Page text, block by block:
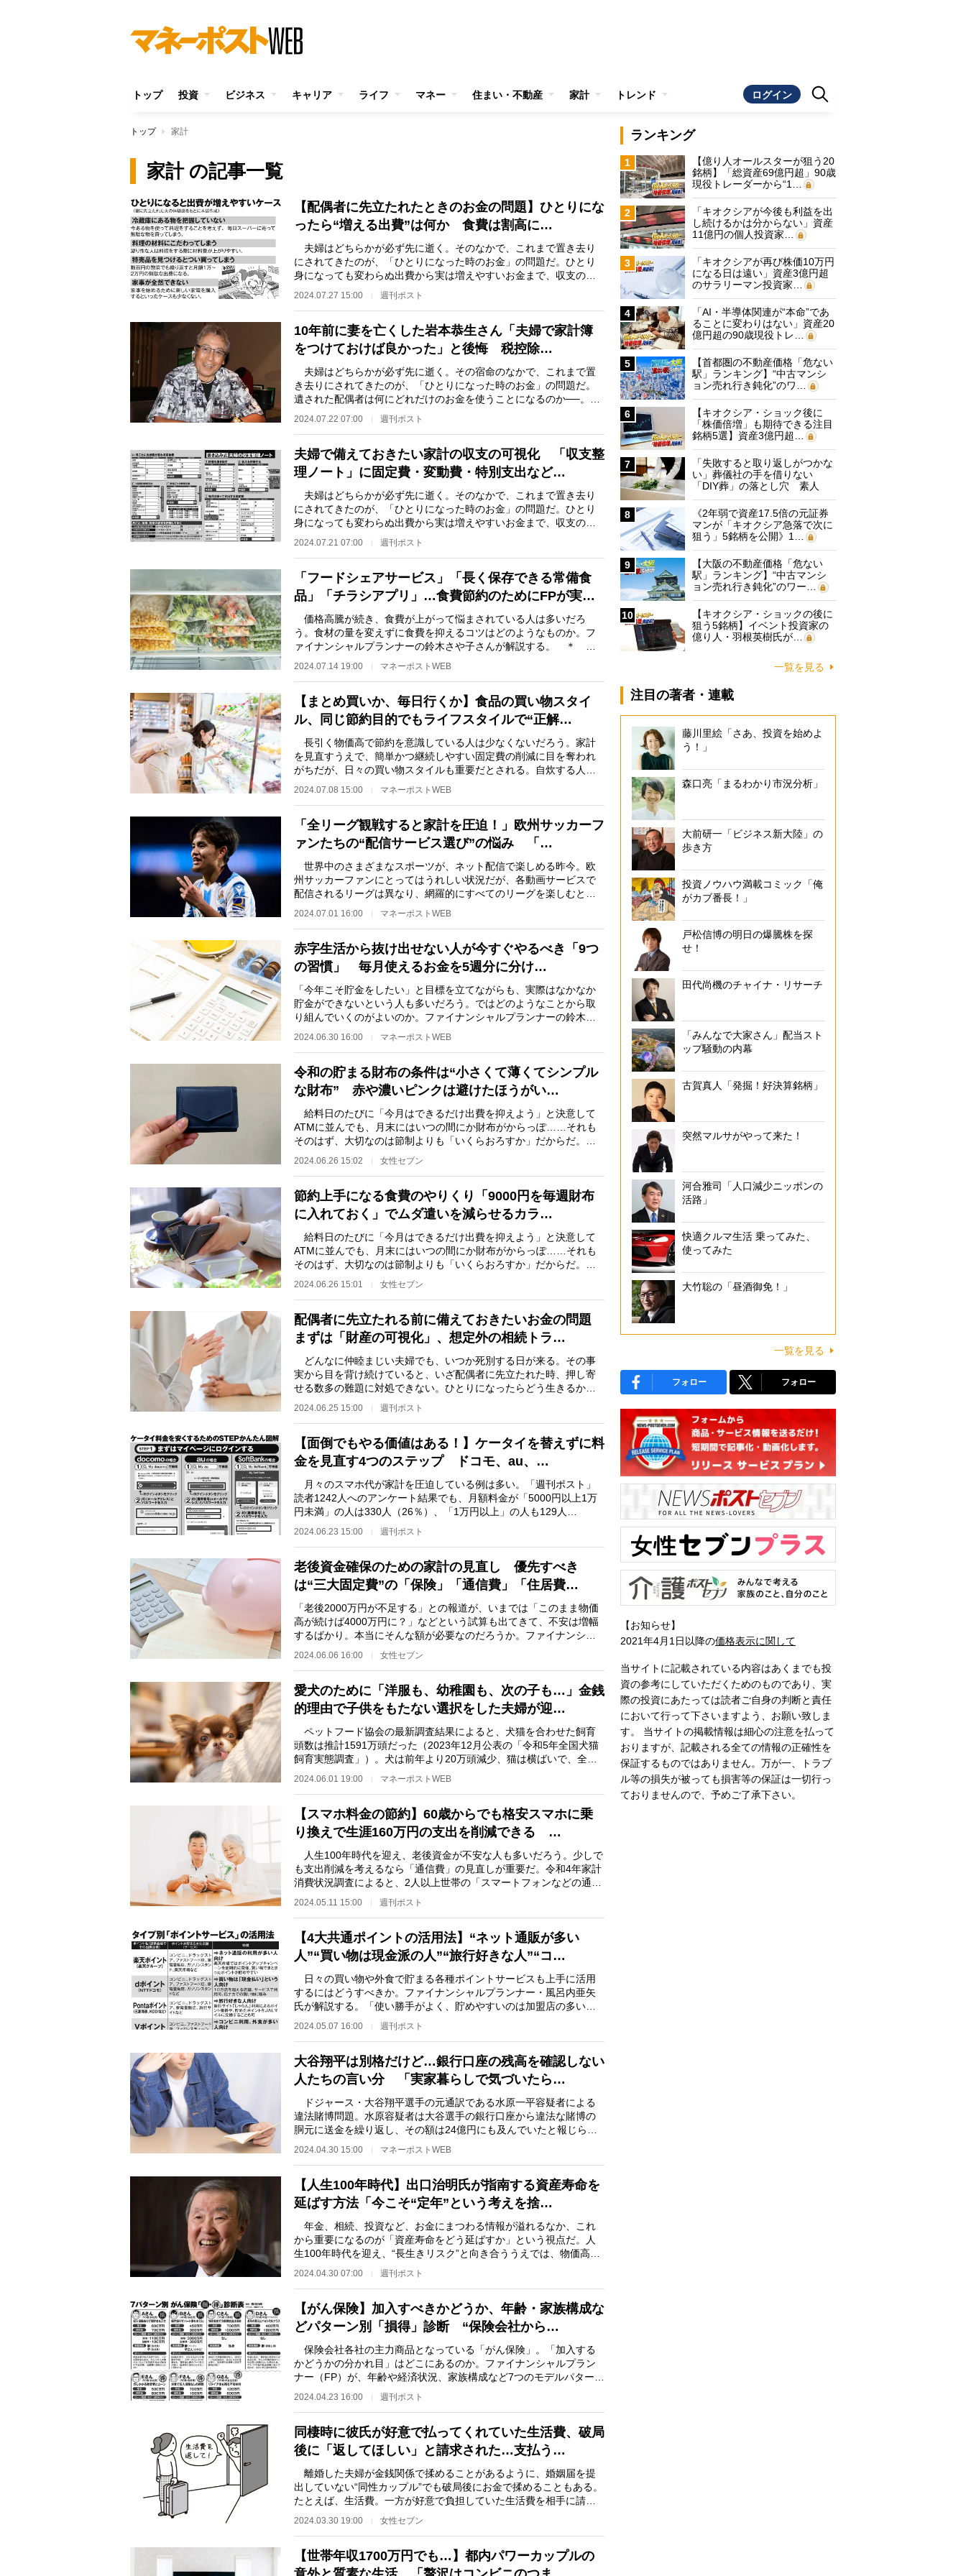
トップ 投資 ビジネス キャリア ライフ マネー 住まい・不動産 家計 トレンド ログイン
トップ 家計
家計 の記事一覧
【配偶者に先立たれたときのお金の問題】ひとりにな
ったら“増える出費”は何か 食費は割高に…
夫婦はどちらかが必ず先に逝く。そのなかで、これまで置き去り
にされてきたのが、「ひとりになった時のお金」の問題だ。ひとり
身になっても変わらぬ出費から実は増えやすいお金まで、収支の現
実を知ることが“いざ…
2024.07.27 15:00 週刊ポスト
10年前に妻を亡くした岩本恭生さん「夫婦で家計簿
をつけておけば良かった」と後悔 税控除…
夫婦はどちらかが必ず先に逝く。その宿命のなかで、これまで置
き去りにされてきたのが、「ひとりになった時のお金」の問題だ。
遺された配偶者は何にどれだけのお金を使うことになるのか──。
ひとり身になっても…
2024.07.22 07:00 週刊ポスト
夫婦で備えておきたい家計の収支の可視化 「収支整
理ノート」に固定費・変動費・特別支出など…
夫婦はどちらかが必ず先に逝く。そのなかで、これまで置き去り
にされてきたのが、「ひとりになった時のお金」の問題だ。ひとり
身になっても変わらぬ出費から実は増えやすいお金まで、収支の現
実を知ることが“いざ…
2024.07.21 07:00 週刊ポスト
「フードシェアサービス」「長く保存できる常備食
品」「チラシアプリ」…食費節約のためにFPが実…
価格高騰が続き、食費が上がって悩まされている人は多いだろ
う。食材の量を変えずに食費を抑えるコツはどのようなものか。フ
ァイナンシャルプランナーの鈴木さや子さんが解説する。 ＊
＊ ＊ 多くの食材の価…
2024.07.14 19:00 マネーポストWEB
【まとめ買いか、毎日行くか】食品の買い物スタイ
ル、同じ節約目的でもライフスタイルで“正解…
長引く物価高で節約を意識している人は少なくないだろう。家計
を見直すうえで、簡単かつ継続しやすい固定費の削減に目を奪われ
がちだが、日々の買い物スタイルも重要だとされる。自炊する人は
2024.07.08 15:00 マネーポストWEB
「全リーグ観戦すると家計を圧迫！」欧州サッカーフ
ァンたちの“配信サービス選び”の悩み 「…
世界中のさまざまなスポーツが、ネット配信で楽しめる昨今。欧
州サッカーファンにとってはうれしい状況だが、各動画サービスで
配信されるリーグは異なり、網羅的にすべてのリーグを楽しむとな
2024.07.01 16:00 マネーポストWEB
赤字生活から抜け出せない人が今すぐやるべき「9つ
の習慣」 毎月使えるお金を5週分に分け…
「今年こそ貯金をしたい」と目標を立てながらも、実際はなかなか
貯金ができないという人も多いだろう。ではどのようなことから取
り組んでいくのがよいのか。ファイナンシャルプランナーの鈴木さ
2024.06.30 16:00 マネーポストWEB
令和の貯まる財布の条件は“小さくて薄くてシンプル
な財布” 赤や濃いピンクは避けたほうがい…
給料日のたびに「今月はできるだけ出費を抑えよう」と決意して
ATMに並んでも、月末にはいつの間にか財布がからっぽ……それも
そのはず、大切なのは節制よりも「いくらおろすか」だからだ。お
金を財布に入れる瞬間か…
2024.06.26 15:02 女性セブン
節約上手になる食費のやりくり「9000円を毎週財布
に入れておく」でムダ遣いを減らせるカラ…
給料日のたびに「今月はできるだけ出費を抑えよう」と決意して
ATMに並んでも、月末にはいつの間にか財布がからっぽ……それも
そのはず、大切なのは節制よりも「いくらおろすか」だからだ。お
金を財布に入れる瞬間か…
2024.06.26 15:01 女性セブン
配偶者に先立たれる前に備えておきたいお金の問題
まずは「財産の可視化」、想定外の相続トラ…
どんなに仲睦まじい夫婦でも、いつか死別する日が来る。その事
実から目を背け続けていると、いざ配偶者に先立たれた時、押し寄
せる数多の難題に対処できない。ひとりになったらどう生きるか、
今のうちに夫婦で話…
2024.06.25 15:00 週刊ポスト
【面倒でもやる価値はある！】ケータイを替えずに料
金を見直す4つのステップ ドコモ、au、…
月々のスマホ代が家計を圧迫している例は多い。「週刊ポスト」
読者1242人へのアンケート結果でも、月額料金が「5000円以上1万
円未満」の人は330人（26％）、「1万円以上」の人も129人
（10％）いた。年間6万～10万…
2024.06.23 15:00 週刊ポスト
老後資金確保のための家計の見直し 優先すべき
は“三大固定費”の「保険」「通信費」「住居費…
「老後2000万円が不足する」との報道が、いまでは「このまま物価
高が続けば4000万円に？」などという試算も出てきて、不安は増幅
するばかり。本当にそんな額が必要なのだろうか。ファイナンシャ
ルプランナーの坂本…
2024.06.06 16:00 女性セブン
愛犬のために「洋服も、幼稚園も、次の子も…」金銭
的理由で子供をもたない選択をした夫婦が迎…
ペットフード協会の最新調査結果によると、犬猫を合わせた飼育
頭数は推計1591万頭だった（2023年12月公表の「令和5年全国犬猫
飼育実態調査」）。犬は前年より20万頭減少、猫は横ばいで、全体
2024.06.01 19:00 マネーポストWEB
【スマホ料金の節約】60歳からでも格安スマホに乗
り換えで生涯160万円の支出を削減できる …
人生100年時代を迎え、老後資金が不安な人も多いだろう。少しで
も支出削減を考えるなら「通信費」の見直しが重要だ。令和4年家計
消費状況調査によると、2人以上世帯の「スマートフォンなどの通
信・通話使用料」の…
2024.05.11 15:00 週刊ポスト
【4大共通ポイントの活用法】“ネット通販が多い
人”“買い物は現金派の人”“旅行好きな人”“コ…
日々の買い物や外食で貯まる各種ポイントサービスも上手に活用
するにはどうすべきか。ファイナンシャルプランナー・風呂内亜矢
氏が解説する。「使い勝手がよく、貯めやすいのは加盟店の多い
『楽天ポイント』『dポ…
2024.05.07 16:00 週刊ポスト
大谷翔平は別格だけど…銀行口座の残高を確認しない
人たちの言い分 「実家暮らしで気づいたら…
ドジャース・大谷翔平選手の元通訳である水原一平容疑者による
違法賭博問題。水原容疑者は大谷選手の銀行口座から違法な賭博の
胴元に送金を繰り返し、その額は24億円にも及んでいたと報じられ
2024.04.30 15:00 マネーポストWEB
【人生100年時代】出口治明氏が指南する資産寿命を
延ばす方法「今こそ“定年”という考えを捨…
年金、相続、投資など、お金にまつわる情報が溢れるなか、これ
から重要になるのが「資産寿命をどう延ばすか」という視点だ。人
生100年時代を迎え、“長生きリスク”と向き合ううえでは、物価高や
賃上げ、金利上昇な…
2024.04.30 07:00 週刊ポスト
【がん保険】加入すべきかどうか、年齢・家族構成な
どパターン別「損得」診断 “保険会社から…
保険会社各社の主力商品となっている「がん保険」。「加入する
かどうかの分かれ目」はどこにあるのか。ファイナンシャルプラン
ナー（FP）が、年齢や経済状況、家族構成など7つのモデルパターン
で、がん保険の加入…
2024.04.23 16:00 週刊ポスト
同棲時に彼氏が好意で払ってくれていた生活費、破局
後に「返してほしい」と請求された…支払う…
離婚した夫婦が金銭関係で揉めることがあるように、婚姻届を提
出していない“同性カップル”でも破局後にお金で揉めることもある。
たとえば、生活費。一方が好意で負担していた生活費を相手に請求
した場合、返す義…
2024.03.30 19:00 女性セブン
【世帯年収1700万円でも…】都内パワーカップルの
ランキング
1
【億り人オールスターが狙う20
銘柄】「総資産69億円超」90歳
現役トレーダーから“1…
2
「キオクシアが今後も利益を出
し続けるかは分からない」資産
11億円の個人投資家…
3
「キオクシアが再び株価10万円
になる日は遠い」資産3億円超
のサラリーマン投資家…
4
「AI・半導体関連が“本命”であ
ることに変わりはない」資産20
億円超の90歳現役トレ…
5
【首都圏の不動産価格「危ない
駅」ランキング】“中古マンシ
ョン売れ行き鈍化”のワ…
6
【キオクシア・ショック後に
「株価倍増」も期待できる注目
銘柄5選】資産3億円超…
7
「失敗すると取り返しがつかな
い」葬儀社の手を借りない
「DIY葬」の落とし穴 素人
に…
8
《2年弱で資産17.5倍の元証券
マンが「キオクシア急落で次に
狙う」5銘柄を公開》1…
9
【大阪の不動産価格「危ない
駅」ランキング】“中古マンシ
ョン売れ行き鈍化”のワー…
10
【キオクシア・ショックの後に
狙う5銘柄】イベント投資家の
億り人・羽根英樹氏が…
一覧を見る
注目の著者・連載
藤川里絵「さあ、投資を始めよ
う！」
森口亮「まるわかり市況分析」
大前研一「ビジネス新大陸」の
歩き方
投資ノウハウ満載コミック「俺
がカブ番長！」
戸松信博の明日の爆騰株を探
せ！
田代尚機のチャイナ・リサーチ
「みんなで大家さん」配当スト
ップ騒動の内幕
古賀真人「発掘！好決算銘柄」
突然マルサがやって来た！
河合雅司「人口減少ニッポンの
活路」
快適クルマ生活 乗ってみた、
使ってみた
大竹聡の「昼酒御免！」
一覧を見る
フォロー フォロー
【お知らせ】
2021年4月1日以降の価格表示に関して
当サイトに記載されている内容はあくまでも投
資の参考にしていただくためのものであり、実
際の投資にあたっては読者ご自身の判断と責任
において行って下さいますよう、お願い致しま
す。 当サイトの掲載情報は細心の注意を払って
おりますが、記載される全ての情報の正確性を
保証するものではありません。万が一、トラブ
ル等の損失が被っても損害等の保証は一切行っ
ておりませんので、予めご了承下さい。